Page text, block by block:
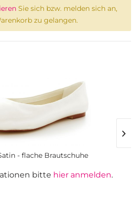
Sie sich bzw. melden sich an,
zu gelangen.
- flache Brautschuhe
bitte hier anmelden.